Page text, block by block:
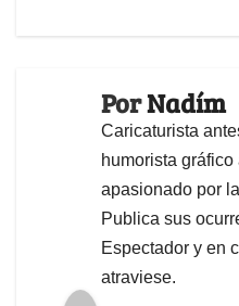
PorNadím
Caricaturista
humorista
apasionado por
Publica sus
Espectador y en
atraviese.